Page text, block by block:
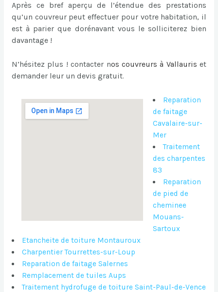
Après ce bref aperçu de l’étendue des prestations
qu’un couvreur peut effectuer pour votre habitation, il
est à parier que dorénavant vous le solliciterez bien
davantage !
N’hésitez plus ! contacter nos couvreurs à Vallauris et
demander leur un devis gratuit.
Reparation
de faitage
Cavalaire-sur-
Mer
Traitement
des charpentes
83
Reparation
de pied de
cheminee
Mouans-
Sartoux
Etancheite de toiture Montauroux
Charpentier Tourrettes-sur-Loup
Reparation de faitage Salernes
Remplacement de tuiles Aups
Traitement hydrofuge de toiture Saint-Paul-de-Vence